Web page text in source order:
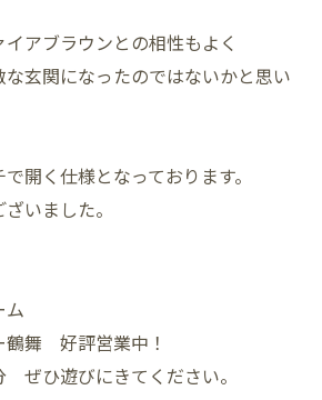
アブラウンとの相性もよく
玄関になったのではないかと思い
開く仕様となっております。
いました。
ム
鶴舞 好評営業中！
ぜひ遊びにきてください。